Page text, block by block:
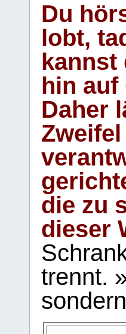
Du
lobt,
hin
Daher
die zu
dieser
trennt.